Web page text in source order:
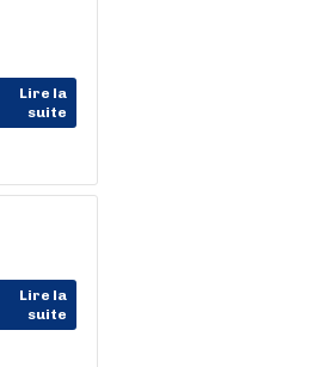
Lire la
suite
Lire la
suite